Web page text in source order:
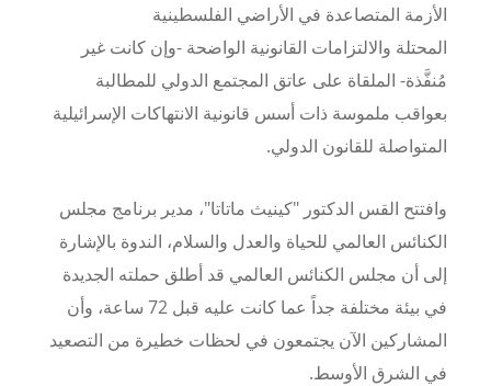
الأزمة المتصاعدة في الأراضي الفلسطينية
المحتلة والالتزامات القانونية الواضحة -وإن كانت غير
مُنفَّذة- الملقاة على عاتق المجتمع الدولي للمطالبة
بعواقب ملموسة ذات أسس قانونية الانتهاكات الإسرائيلية
المتواصلة للقانون الدولي.
وافتتح القس الدكتور "كينيث ماتاتا"، مدير برنامج مجلس
الكنائس العالمي للحياة والعدل والسلام، الندوة بالإشارة
إلى أن مجلس الكنائس العالمي قد أطلق حملته الجديدة
في بيئة مختلفة جداً عما كانت عليه قبل 72 ساعة، وأن
المشاركين الآن يجتمعون في لحظات خطيرة من التصعيد
في الشرق الأوسط.